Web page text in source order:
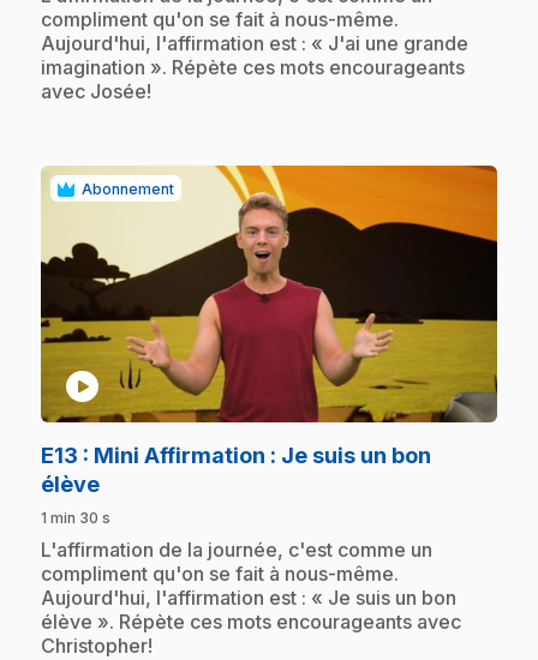
compliment qu'on se fait à nous-même.
Aujourd'hui, l'affirmation est : « J'ai une grande
imagination ». Répète ces mots encourageants
avec Josée!
Abonnement
play_circle
E13 : Mini Affirmation : Je suis un bon
élève.
1 min 30 s
.L'affirmation de la journée, c'est comme un
compliment qu'on se fait à nous-même.
Aujourd'hui, l'affirmation est : « Je suis un bon
élève ». Répète ces mots encourageants avec
Christopher!